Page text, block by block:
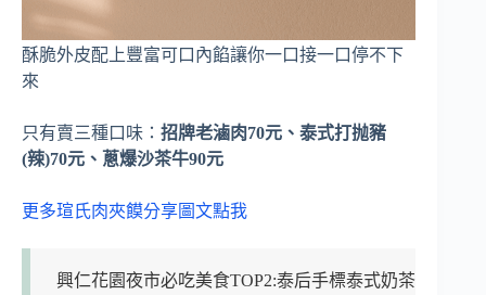
酥脆外皮配上豐富可口內餡讓你一口接一口停不下
來
只有賣三種口味： 招牌老滷肉70元、泰式打抛豬
(辣)70元、蔥爆沙茶牛90元
更多瑄氏肉夾饃分享圖文點我
興仁花園夜市必吃美食TOP2:泰后手標泰式奶茶